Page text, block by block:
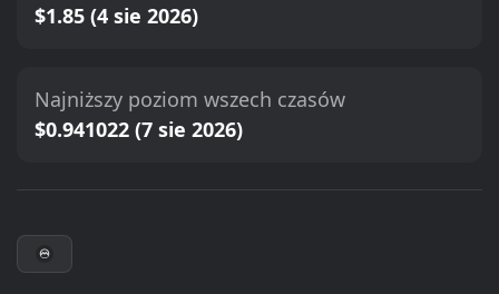
$1.85 (4 sie 2026)
Najniższy poziom wszech czasów
$0.941022 (7 sie 2026)